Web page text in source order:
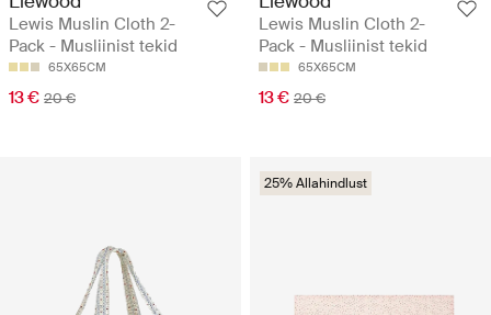
Lewis Muslin Cloth 2-
Pack - Musliinist tekid
65X65CM
13 € 20 €
Lewis Muslin Cloth 2-
Pack - Musliinist tekid
65X65CM
13 € 20 €
25% Allahindlust